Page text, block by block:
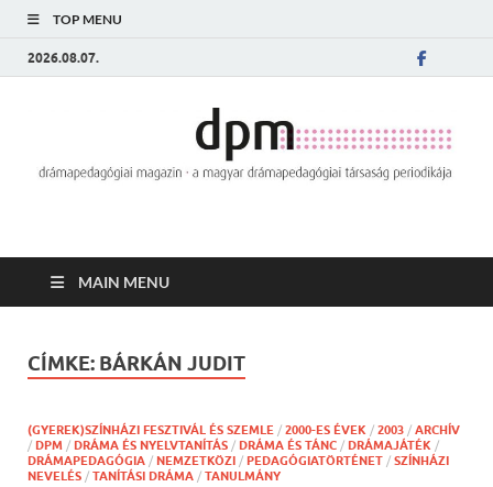
TOP MENU
2026.08.07.
MAIN MENU
CÍMKE: BÁRKÁN JUDIT
(GYEREK)SZÍNHÁZI FESZTIVÁL ÉS SZEMLE / 2000-ES ÉVEK / 2003 / ARCHÍV
/ DPM / DRÁMA ÉS NYELVTANÍTÁS / DRÁMA ÉS TÁNC / DRÁMAJÁTÉK /
DRÁMAPEDAGÓGIA / NEMZETKÖZI / PEDAGÓGIATÖRTÉNET / SZÍNHÁZI
NEVELÉS / TANÍTÁSI DRÁMA / TANULMÁNY